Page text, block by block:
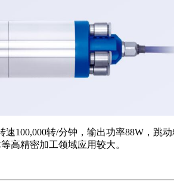
100,000转/分钟，输出功率88W，跳
高精密加工领域应用较大。